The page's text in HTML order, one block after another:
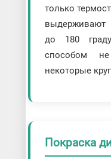
только
выдерживают
до 180
способом не
некоторые
Покраска